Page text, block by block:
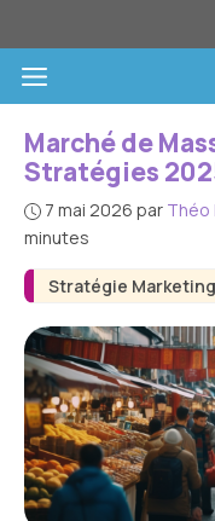
au
contenuMenu
Stratégie Marketing
Marché de
Stratégies
7 mai 2026 par Théo
minutes